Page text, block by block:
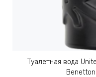
Туалетная вода